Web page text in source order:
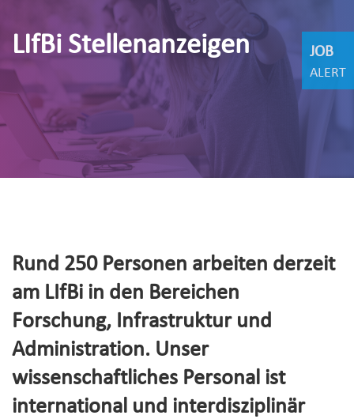
LIfBi Stellenanzeigen
Rund 250 Personen arbeiten derzeit
am LIfBi in den Bereichen
Forschung, Infrastruktur und
Administration. Unser
wissenschaftliches Personal ist
international und interdisziplinär
JOB
ALERT